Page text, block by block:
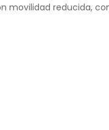
reducida,